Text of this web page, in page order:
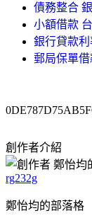
債務整合
小額借款
銀行貸款
郵局保單
創作者介紹
rg232g
鄭怡均的部落格